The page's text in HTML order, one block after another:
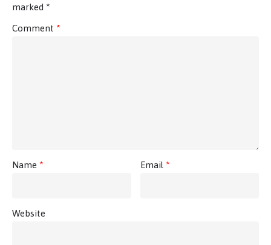
marked *
Comment *
Name * Email *
Website